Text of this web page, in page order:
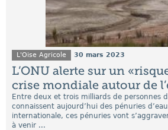
L'Oise Agricole 30 mars 2023
L’ONU alerte sur un
crise mondiale autour de
Entre deux et trois milliards de personnes
connaissent aujourd’hui des pénuries
internationale, ces pénuries vont
à venir ...